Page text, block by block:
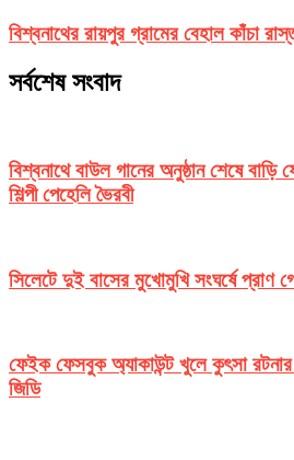
বিশ্বনাথের রায়পুর গ্রামের বেহাল কাঁচা
সর্বশেষ সংবাদ
বিশ্বনাথে বাউল গানের অনুষ্ঠান শেষে বাড়ি
শিল্পী পেহেলি ভৈরবী
সিলেটে দুই বাসের মুখোমুখি সংঘর্ষে প্রাণ
ফেইক ফেসবুক অ্যাকাউন্ট খুলে কুৎসা রটনার
জিডি